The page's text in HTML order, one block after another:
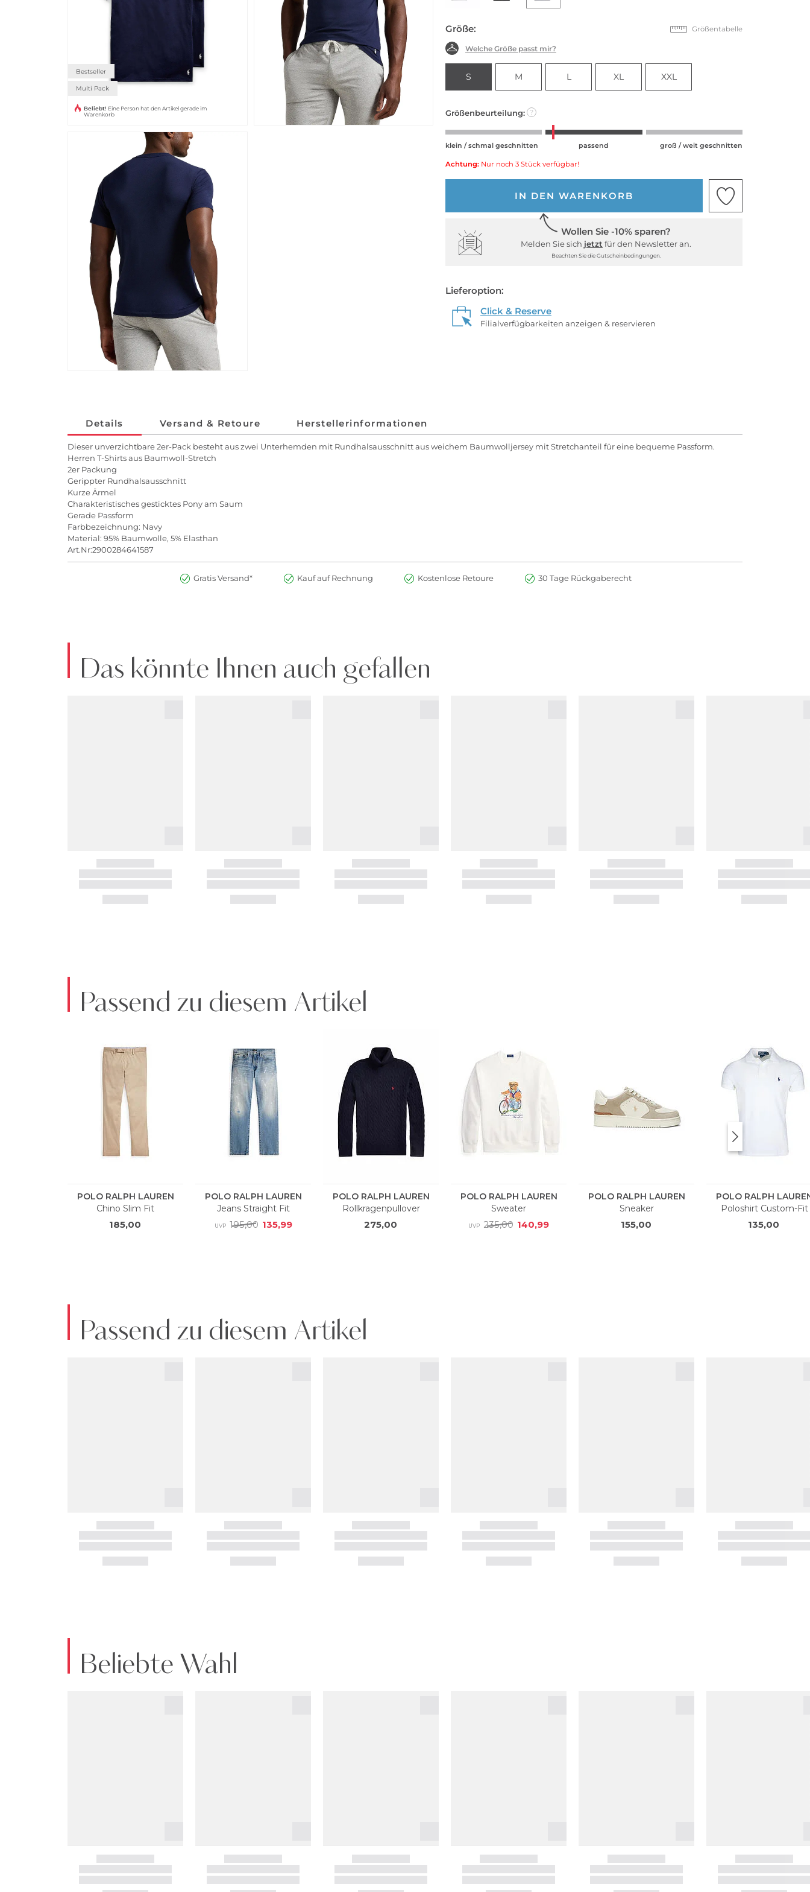
Bestseller
Multi Pack
Beliebt! Eine Person hat den Artikel gerade im
Warenkorb
Größe: Größentabelle
Welche Größe passt mir?
S M L XL XXL
Größenbeurteilung: ?
klein / schmal geschnitten passend groß / weit geschnitten
Achtung: Nur noch 3 Stück verfügbar!
IN DEN WARENKORB
Wollen Sie -10% sparen?
Melden Sie sich jetzt für den Newsletter an.
Beachten Sie die Gutscheinbedingungen.
Lieferoption:
Click & Reserve
Filialverfügbarkeiten anzeigen & reservieren
Details Versand & Retoure Herstellerinformationen
Dieser unverzichtbare 2er-Pack besteht aus zwei Unterhemden mit Rundhalsausschnitt aus weichem Baumwolljersey mit Stretchanteil für eine bequeme Passform.
Herren T-Shirts aus Baumwoll-Stretch
2er Packung
Gerippter Rundhalsausschnitt
Kurze Ärmel
Charakteristisches gesticktes Pony am Saum
Gerade Passform
Farbbezeichnung: Navy
Material: 95% Baumwolle, 5% Elasthan
Art.Nr:2900284641587
Gratis Versand* Kauf auf Rechnung Kostenlose Retoure 30 Tage Rückgaberecht
Das könnte Ihnen auch gefallen
Passend zu diesem Artikel
Passend zu diesem Artikel
Beliebte Wahl